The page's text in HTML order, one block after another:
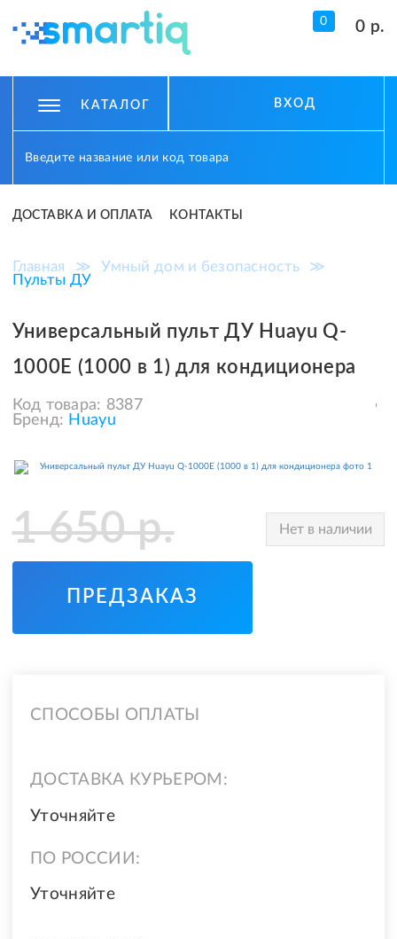
0 0 р.
КАТАЛОГ ВХОД
ДОСТАВКА И ОПЛАТА КОНТАКТЫ
Главная ≫ Умный дом и безопасность
≫
Пульты ДУ
Универсальный пульт ДУ Huayu Q-
1000E (1000 в 1) для кондиционера
Код товара: 8387
Бренд: Huayu
1 650р. Нет в наличии
ПРЕДЗАКАЗ
СПОСОБЫ ОПЛАТЫ
ДОСТАВКА КУРЬЕРОМ:
Уточняйте
ПО РОССИИ:
Уточняйте